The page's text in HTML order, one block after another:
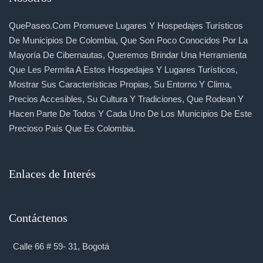
QuePaseo.com Promueve Lugares Y Hospedajes Turísticos
De Municipios De Colombia, Que Son Poco Conocidos Por La
Mayoría De Cibernautas, Queremos Brindar Una Herramienta
Que Les Permita A Estos Hospedajes Y Lugares Turísticos,
Mostrar Sus Características Propias, Su Entorno Y Clima,
Precios Accesibles, Su Cultura Y Tradiciones, Que Rodean Y
Hacen Parte De Todos Y Cada Uno De Los Municipios De Este
Precioso País Que Es Colombia.
Enlaces de Interés
Contáctenos
Calle 66 # 59- 31, Bogotá